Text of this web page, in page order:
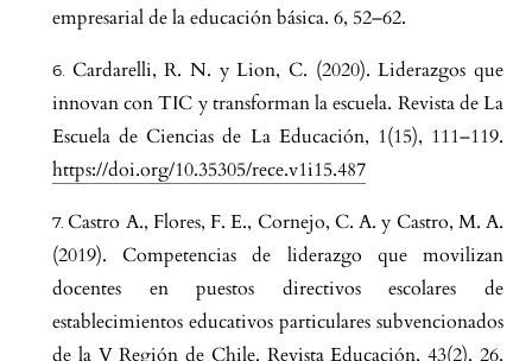
empresarial de la educación básica. 6, 52–62.
Cardarelli, R. N. y Lion, C. (2020). Liderazgos que
innovan con TIC y transforman la escuela. Revista de La
Escuela de Ciencias de La Educación, 1(15), 111–119.
https://doi.org/10.35305/rece.v1i15.487
Castro A., Flores, F. E., Cornejo, C. A. y Castro, M. A.
(2019). Competencias de liderazgo que movilizan
docentes en puestos directivos escolares de
establecimientos educativos particulares subvencionados
de la V Región de Chile. Revista Educación, 43(2), 26.